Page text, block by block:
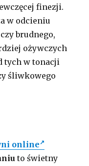
finezji.
w odcieniu
brudnego,
ożywczych
tych w tonacji
śliwkowego
online
to świetny